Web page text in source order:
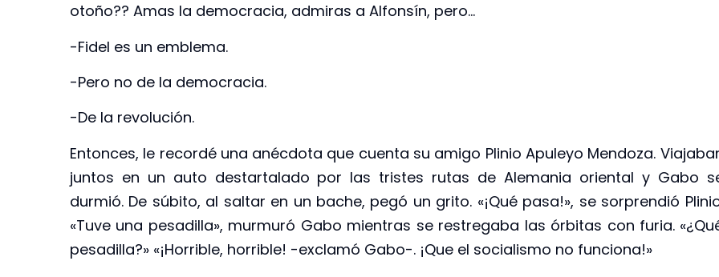
otoño?? Amas la democracia, admiras a Alfonsín, pero…
-Fidel es un emblema.
-Pero no de la democracia.
-De la revolución.
Entonces, le recordé una anécdota que cuenta su amigo Plinio Apuleyo Mendoza.
juntos en un auto destartalado por las tristes rutas de Alemania oriental y Gabo
durmió. De súbito, al saltar en un bache, pegó un grito. «¡Qué pasa!», se sorprendió
«Tuve una pesadilla», murmuró Gabo mientras se restregaba las órbitas con furia.
pesadilla?» «¡Horrible, horrible! -exclamó Gabo-. ¡Que el socialismo no funciona!»